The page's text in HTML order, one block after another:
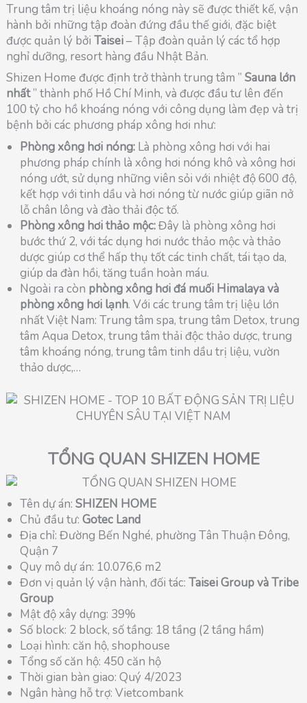
Trung tâm trị liệu khoáng nóng này sẽ được thiết kế, vận
hành bởi những tập đoàn đứng đầu thế giới, đặc biệt
được quản lý bởiTaisei– Tập đoàn quản lý các tổ hợp
nghỉ dưỡng, resort hàng đầu Nhật Bản.
Shizen Home được định trở thành trung tâm ”Sauna lớn
nhất” thành phố Hồ Chí Minh, và được đầu tư lên đến
100 tỷ cho hồ khoáng nóng với công dụng làm đẹp và trị
bệnh bởi các phương pháp xông hơi như:
Phòng xông hơi nóng: Là phòng xông hơi với hai
phương pháp chính là xông hơi nóng khô và xông hơi
nóng ướt, sử dụng những viên sỏi với nhiệt độ 600 độ,
kết hợp với tinh dầu và hơi nóng từ nước giúp giãn nở
lỗ chân lông và đào thải độc tố.
Phòng xông hơi thảo mộc:Đây là phòng xông hơi
bước thứ 2, với tác dụng hơi nước thảo mộc và thảo
dược giúp cơ thể hấp thụ tốt các tinh chất, tái tạo da,
giúp da đàn hồi, tăng tuần hoàn máu.
Ngoài ra còn phòng xông hơi đá muối Himalaya và
phòng xông hơi lạnh. Với các trung tâm trị liệu lớn
nhất Việt Nam: Trung tâm spa, trung tâm Detox, trung
tâm Aqua Detox, trung tâm thải độc thảo dược, trung
tâm khoáng nóng, trung tâm tinh dầu trị liệu, vườn
thảo dược,…
TỔNG QUAN SHIZEN HOME
Tên dự án:SHIZEN HOME
Chủ đầu tư:Gotec Land
Địa chỉ: Đường Bến Nghé, phường Tân Thuận Đông,
Quận 7
Quy mô dự án: 10.076,6 m2
Đơn vị quản lý vận hành, đối tác:Taisei Group và Tribe
Group
Mật độ xây dựng: 39%
Số block: 2 block, số tầng: 18 tầng (2 tầng hầm)
Loại hình: căn hộ, shophouse
Tổng số căn hộ: 450 căn hộ
Thời gian bàn giao: Quý 4/2023
Ngân hàng hỗ trợ: Vietcombank